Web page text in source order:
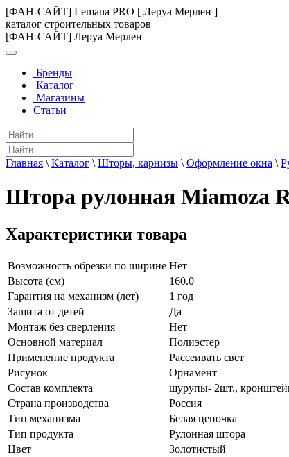
[ФАН-САЙТ] Lemana PRO [ Леруа Мерлен ]
каталог строительных товаров
[ФАН-САЙТ] Леруа Мерлен
Бренды
Каталог
Магазины
Статьи
Главная \ Каталог \ Шторы, карнизы \ Оформление окна \
Штора рулонная Miamoza
Характеристики товара
Возможность обрезки по ширине Нет
Высота (см)
160.0
Гарантия на механизм (лет)
1 год
Защита от детей
Да
Монтаж без сверления
Нет
Основной материал
Полиэстер
Применение продукта
Рассеивать свет
Рисунок
Орнамент
Состав комплекта
шурупы- 2шт.,
Страна производства
Россия
Тип механизма
Белая цепочка
Тип продукта
Рулонная штора
Цвет
Золотистый